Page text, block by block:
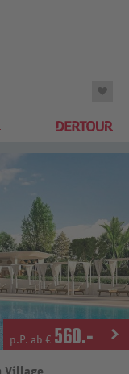
p.P. ab € 560.-